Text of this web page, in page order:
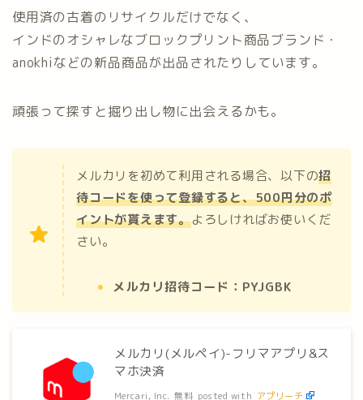
使用済の古着のリサイクルだけでなく、
インドのオシャレなブロックプリント商品ブランド・
anokhiなどの新品商品が出品されたりしています。
頑張って探すと掘り出し物に出会えるかも。
メルカリを初めて利用される場合、以下の招
待コードを使って登録すると、500円分のポ
イントが貰えます。よろしければお使いくだ
さい。
メルカリ招待コード：PYJGBK
メルカリ(メルペイ)-フリマアプリ&ス
マホ決済
Mercari, Inc. 無料 posted with アプリーチ